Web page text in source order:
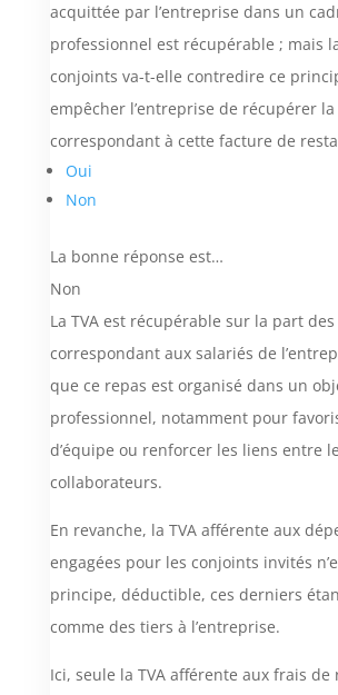
acquittée par l’entreprise dans un
professionnel est récupérable ; mais
conjoints va-t-elle contredire ce
empêcher l’entreprise de récupérer la
correspondant à cette facture de
Oui
Non
La bonne réponse est…
Non
La TVA est récupérable sur la part
correspondant aux salariés de
que ce repas est organisé dans un
professionnel, notamment pour
d’équipe ou renforcer les liens entre
collaborateurs.
En revanche, la TVA afférente aux
engagées pour les conjoints invités
principe, déductible, ces derniers
comme des tiers à l’entreprise.
Ici, seule la TVA afférente aux frais de